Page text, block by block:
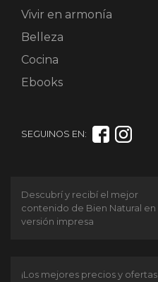
Vivir en armonía
Belleza
Cocina
Ebooks
SEGUINOS EN:
Descubrí y recibí el mejor
contenido de Bien Natural en
versión impresa
¡Los mejores precios y ofertas